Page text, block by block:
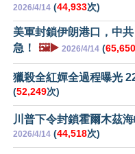
2026/4/14 (44,933次)
美軍封鎖伊朗港口，中
急！
🖼️▶️ 2026/4/14 (65,650
獵殺全紅嬋全過程曝光
(52,249次)
川普下令封鎖霍爾木茲
2026/4/14 (44,518次)